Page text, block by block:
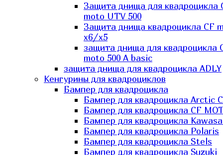
Защита днища для квадроцикла
moto UTV 500
Защита днища квадроцикла СF
x6/x5
защита днища для квадроцикла
moto 500 A basic
защита днища для квадроцикла ADLY
Кенгурины для квадроциклов
Бампер для квадроцикла
Бампер для квадроцикла Arctic
Бампер для квадроцикла CF
Бампер для квадроцикла
Бампер для квадроцикла Polaris
Бампер для квадроцикла Stels
Бампер для квадроцикла Suzuki